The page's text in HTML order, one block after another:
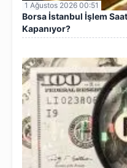
1 Ağustos 2026 00:51
Borsa İstanbul İşlem
Kapanıyor?